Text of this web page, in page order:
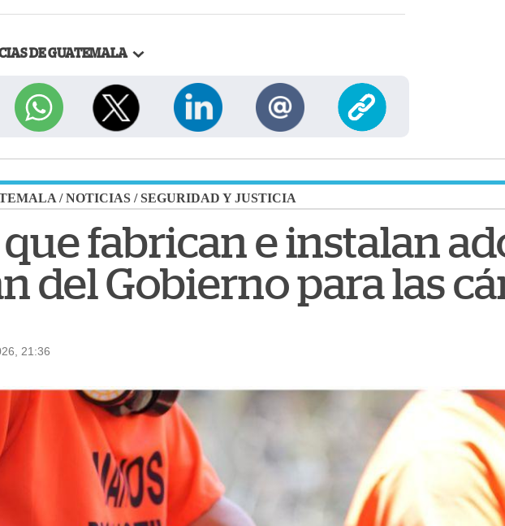
DE GUATEMALA
/NOTICIAS /SEGURIDAD Y JUSTICIA
que fabrican e instalan
del Gobierno para las
21:36